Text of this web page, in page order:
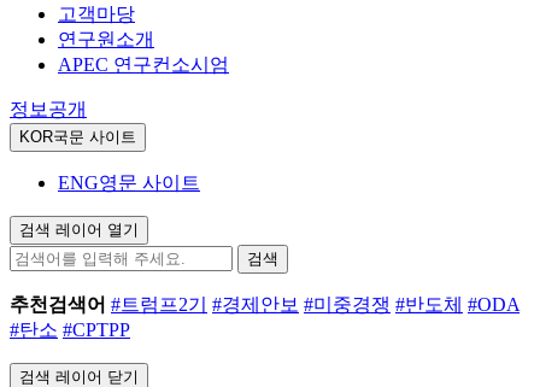
고객마당
연구원소개
APEC 연구컨소시엄
정보공개
KOR국문 사이트
ENG영문 사이트
검색 레이어 열기
검색
추천검색어 #트럼프2기 #경제안보 #미중경쟁 #반도체 #ODA
#탄소 #CPTPP
검색 레이어 닫기